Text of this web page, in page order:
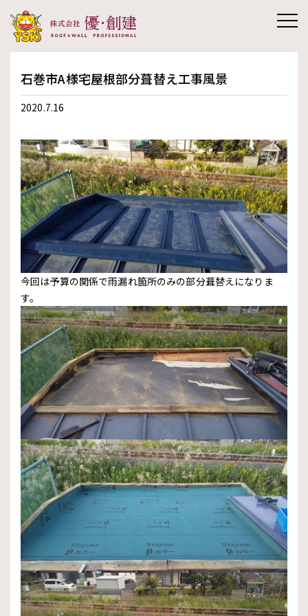
株式会社優創
建
石巻市A様宅屋根部分葺替え工事風景
2020.7.16
今回は予算の関係で雨漏れ箇所のみの部分葺替えになりま
す。